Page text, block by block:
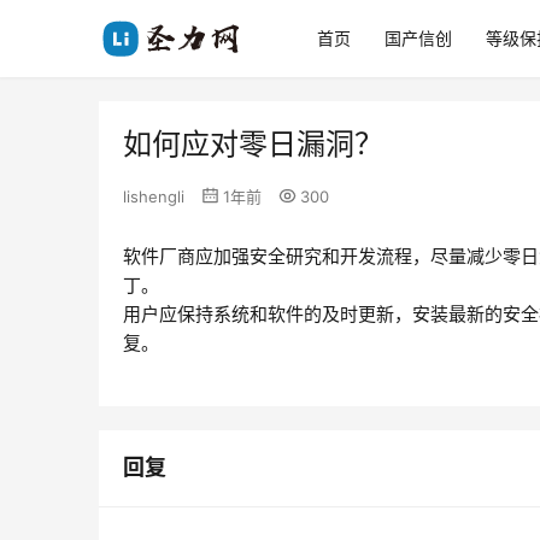
首页 国产信创 等级保
如何应对零日漏洞？
lishengli 1年前 300
软件厂商应加强安全研究和开发流程，尽量减少零
丁。
用户应保持系统和软件的及时更新，安装最新的安
复。
回复